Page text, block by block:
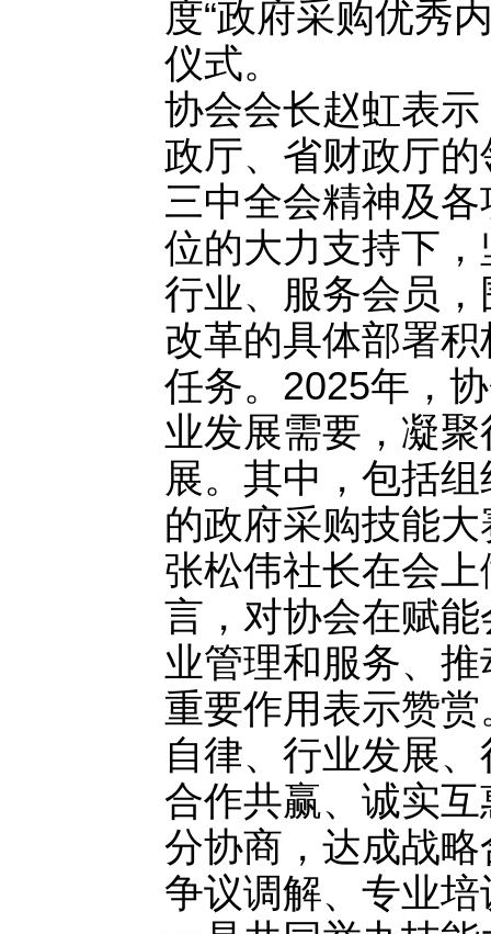
度“政府采购优秀
仪式。
协会会长赵虹表
政厅、省财政厅
三中全会精神及
位的大力支持下
行业、服务会员
改革的具体部署
任务。2025年，
业发展需要，凝
展。其中，包括
的政府采购技能大
张松伟社长在会
言，对协会在赋
业管理和服务、
重要作用表示赞
自律、行业发展
合作共赢、诚实
分协商，达成战
争议调解、专业